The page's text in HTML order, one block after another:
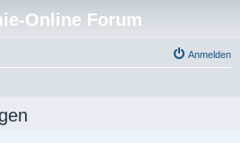
Online Forum
Anmelden